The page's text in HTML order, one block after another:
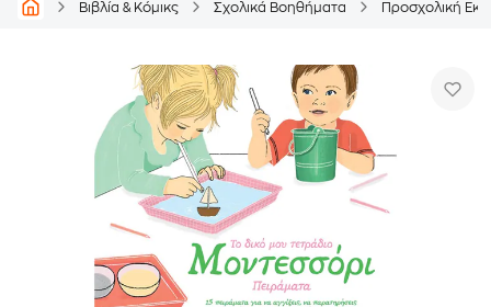
Βιβλία & Κόμικς Σχολικά Βοηθήματα Προσχολική